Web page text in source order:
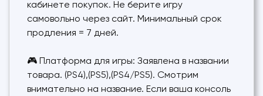
кабинете покупок. Не берите игру
самовольно через сайт. Минимальный срок
продления = 7 дней.
🎮 Платформа для игры: Заявлена в названии
товара. (PS4),(PS5),(PS4/PS5). Смотрим
внимательно на название. Если ваша консоль